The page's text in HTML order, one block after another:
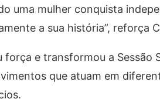
uma mulher conquista
a sua história”, reforça
e transformou a Sessão
que atuam em